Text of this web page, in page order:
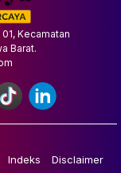
Kecamatan
Barat.
Indeks
Disclaimer